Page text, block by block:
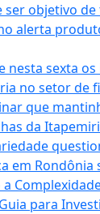
objetivo de
alerta
nesta sexta
no setor de
que
da
em
para